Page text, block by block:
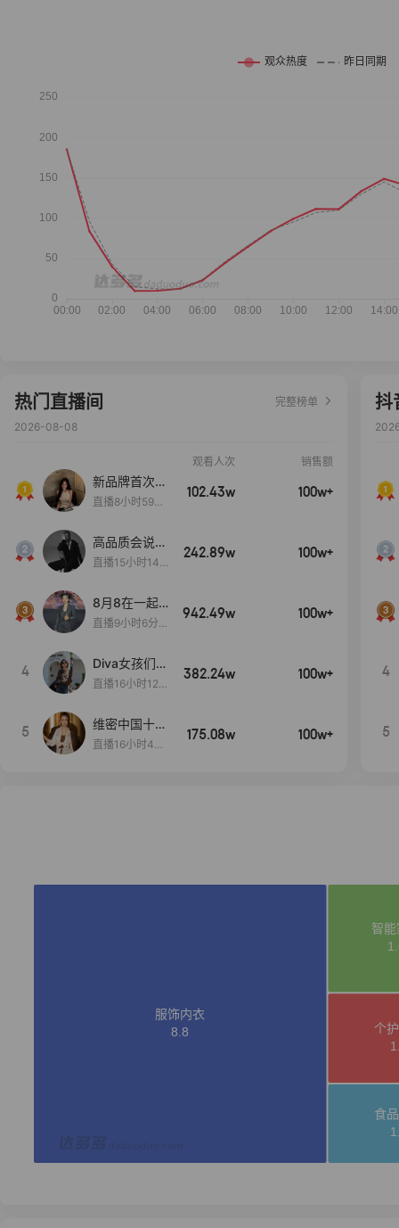
热门直播间
完整榜单
2026-08-08
观看人次 销售额
新品牌首次大
上新
直播8小时59分
102.43w 100w+
高品质会说
话….
直播15小时14
242.89w 100w+
8月8在一起
生日献礼盛典
直播9小时6分1
942.49w 100w+
4
Diva女孩们集
合啦~意大利
直播16小时12
382.24w 100w+
5
维密中国十周
年 与你如此
直播16小时48
175.08w 100w+
抖
4
5